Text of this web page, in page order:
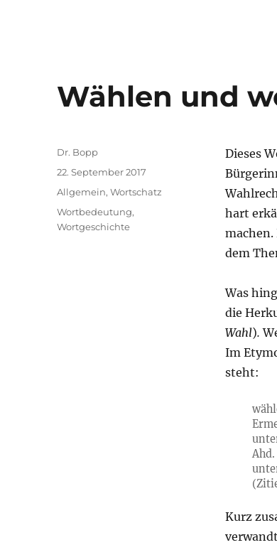
Wählen und
Dieses
hart
dem
Was
die
Wahl).
Im
steht:
Ahd.
Kurz
Autor
Dr. Bopp
Veröffentlicht
am
22. September 2017
Kategorien
Allgemein,Wortschatz
Schlagwörter
Wortbedeutung,
Wortgeschichte